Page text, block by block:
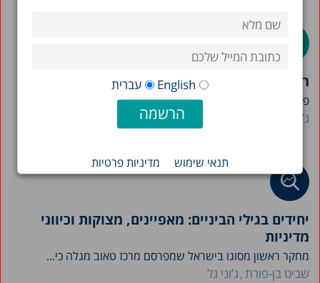
English עברית
תנאי שימוש מדיניות פרטיות
רווחה וצל מלחמה
פרק רווחה בדו"ח מצב המדינה לשנת 2025: חוקרי מרכז...
ג’וני גל יעל עובדיה
יחידים בגילי הביניים: מאפיינים, מצוקות וכיווני
מדיניות
מחקר ראשון מסוגו בישראל שמפרסם מרכז טאוב מגלה כי...
שביט בן-פורת ג’וני גל